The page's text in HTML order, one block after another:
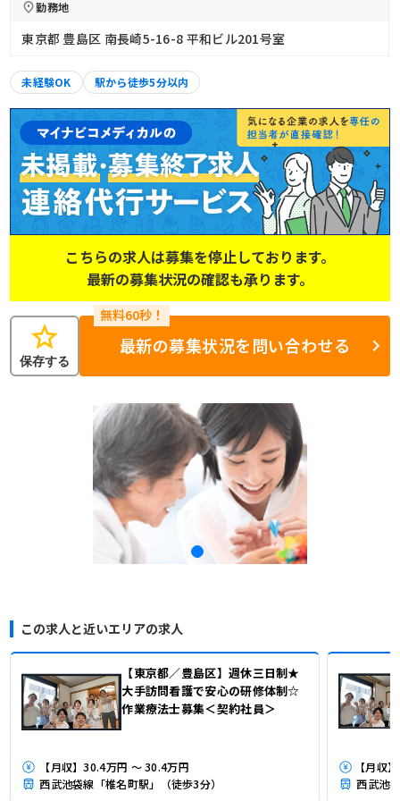
勤務地
東京都 豊島区 南長崎5-16-8 平和ビル201号室
未経験OK 駅から徒歩5分以内
こちらの求人は募集を停止しております。
最新の募集状況の確認も承ります。
star
保存する
最新の募集状況を問い合わせる
この求人と近いエリアの求人
【東京都／豊島区】週休三日制★
大手訪問看護で安心の研修体制☆
作業療法士募集＜契約社員＞
【月収】30.4万円 ～ 30.4万円
西武池袋線「椎名町駅」（徒歩3分）
西武池